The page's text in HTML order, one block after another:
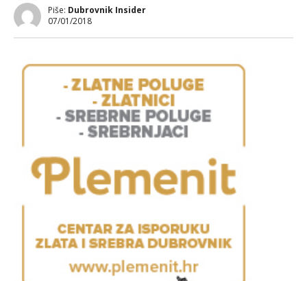
Piše: Dubrovnik Insider
07/01/2018